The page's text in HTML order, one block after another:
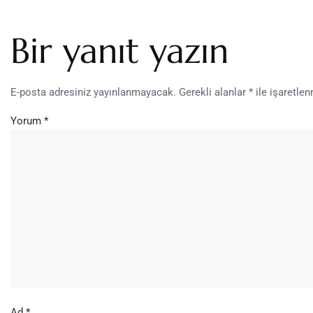
Bir yanıt yazın
E-posta adresiniz yayınlanmayacak. Gerekli alanlar * ile
Yorum *